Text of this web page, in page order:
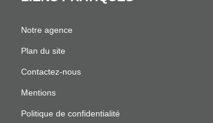
Notre agence
Plan du site
Contactez-nous
Mentions
Politique de confidentialité